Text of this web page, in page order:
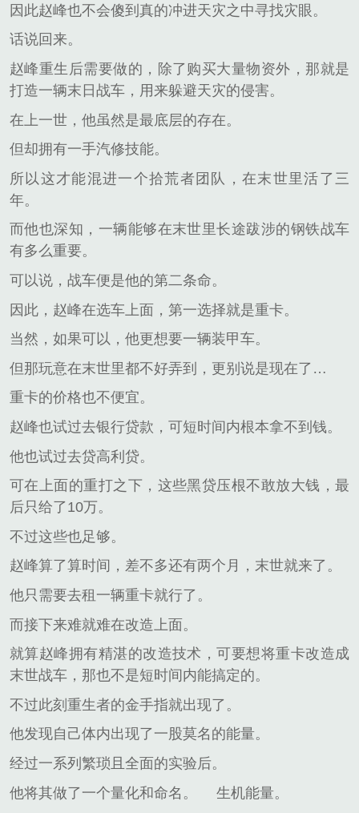
因此赵峰也不会傻到真的冲进天灾之中寻找灾眼。
话说回来。
赵峰重生后需要做的，除了购买大量物资外，那就是
打造一辆末日战车，用来躲避天灾的侵害。
在上一世，他虽然是最底层的存在。
但却拥有一手汽修技能。
所以这才能混进一个拾荒者团队，在末世里活了三
年。
而他也深知，一辆能够在末世里长途跋涉的钢铁战车
有多么重要。
可以说，战车便是他的第二条命。
因此，赵峰在选车上面，第一选择就是重卡。
当然，如果可以，他更想要一辆装甲车。
但那玩意在末世里都不好弄到，更别说是现在了…
重卡的价格也不便宜。
赵峰也试过去银行贷款，可短时间内根本拿不到钱。
他也试过去贷高利贷。
可在上面的重打之下，这些黑贷压根不敢放大钱，最
后只给了10万。
不过这些也足够。
赵峰算了算时间，差不多还有两个月，末世就来了。
他只需要去租一辆重卡就行了。
而接下来难就难在改造上面。
就算赵峰拥有精湛的改造技术，可要想将重卡改造成
末世战车，那也不是短时间内能搞定的。
不过此刻重生者的金手指就出现了。
他发现自己体内出现了一股莫名的能量。
经过一系列繁琐且全面的实验后。
他将其做了一个量化和命名。
生机能量。